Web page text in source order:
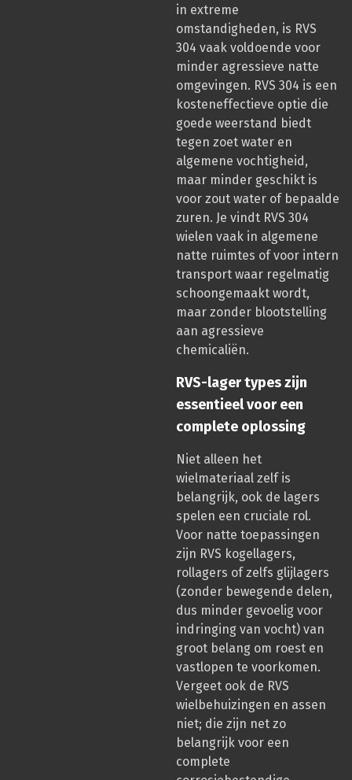
in extreme
omstandigheden, is RVS
304 vaak voldoende voor
minder agressieve natte
omgevingen. RVS 304 is een
kosteneffectieve optie die
goede weerstand biedt
tegen zoet water en
algemene vochtigheid,
maar minder geschikt is
voor zout water of bepaalde
zuren. Je vindt RVS 304
wielen vaak in algemene
natte ruimtes of voor intern
transport waar regelmatig
schoongemaakt wordt,
maar zonder blootstelling
aan agressieve
chemicaliën.
RVS-lager types zijn
essentieel voor een
complete oplossing
Niet alleen het
wielmateriaal zelf is
belangrijk, ook de lagers
spelen een cruciale rol.
Voor natte toepassingen
zijn RVS kogellagers,
rollagers of zelfs glijlagers
(zonder bewegende delen,
dus minder gevoelig voor
indringing van vocht) van
groot belang om roest en
vastlopen te voorkomen.
Vergeet ook de RVS
wielbehuizingen en assen
niet; die zijn net zo
belangrijk voor een
complete